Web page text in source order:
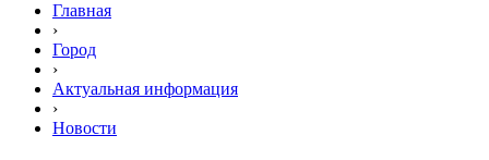
Главная
›
Город
›
Актуальная информация
›
Новости